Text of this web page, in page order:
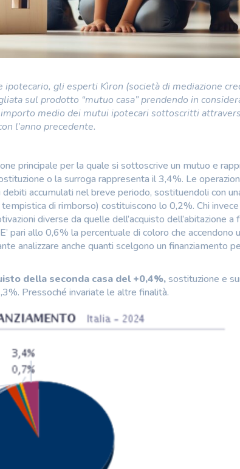
gli esperti Kìron (società di mediazione
sul prodotto “mutuo casa” prendendo in
medio dei mutui ipotecari sottoscritti
l’anno precedente.
principale per la quale si sottoscrive un mutuo e
o la surroga rappresenta il 3,4%. Le
accumulati nel breve periodo, sostituendoli con
di rimborso) costituiscono lo 0,2%. Chi
diverse da quelle dell’acquisto dell’abitazione a
pari allo 0,6% la percentuale di coloro che accendono
analizzare anche quanti scelgono un finanziamento
della seconda casa del +0,4%,sostituzione e
Pressoché invariate le altre finalità.